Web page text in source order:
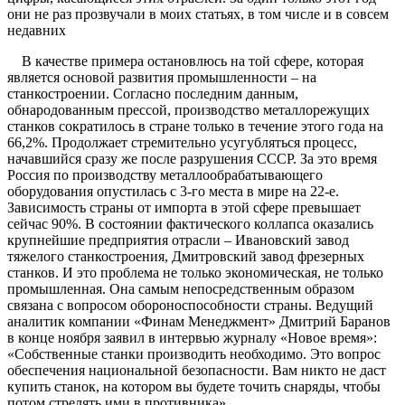
они не раз прозвучали в моих статьях, в том числе и в совсем
недавних
В качестве примера остановлюсь на той сфере, которая
является основой развития промышленности – на
станкостроении. Согласно последним данным,
обнародованным прессой, производство металлорежущих
станков сократилось в стране только в течение этого года на
66,2%. Продолжает стремительно усугубляться процесс,
начавшийся сразу же после разрушения СССР. За это время
Россия по производству металлообрабатывающего
оборудования опустилась с 3-го места в мире на 22-е.
Зависимость страны от импорта в этой сфере превышает
сейчас 90%. В состоянии фактического коллапса оказались
крупнейшие предприятия отрасли – Ивановский завод
тяжелого станкостроения, Дмитровский завод фрезерных
станков. И это проблема не только экономическая, не только
промышленная. Она самым непосредственным образом
связана с вопросом обороноспособности страны. Ведущий
аналитик компании «Финам Менеджмент» Дмитрий Баранов
в конце ноября заявил в интервью журналу «Новое время»:
«Собственные станки производить необходимо. Это вопрос
обеспечения национальной безопасности. Вам никто не даст
купить станок, на котором вы будете точить снаряды, чтобы